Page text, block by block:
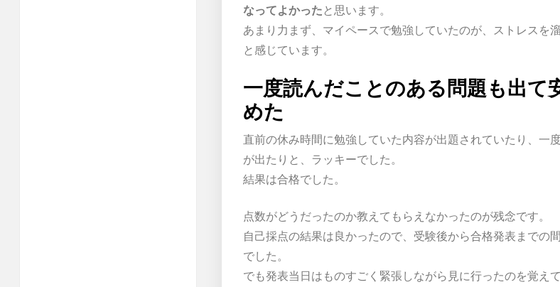
なってよかったと思います。
あまり力まず、マイペースで勉強していたのが、ストレスを
と感じています。
一度読んだことのある問題も出て
めた
直前の休み時間に勉強していた内容が出題されていたり、一
が出たりと、ラッキーでした。
結果は合格でした。
点数がどうだったのか教えてもらえなかったのが残念です。
自己採点の結果は良かったので、受験後から合格発表までの
でした。
でも発表当日はものすごく緊張しながら見に行ったのを覚えて